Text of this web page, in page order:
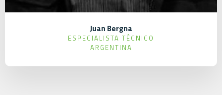
Juan Bergna
ESPECIALISTA TÉCNICO
ARGENTINA